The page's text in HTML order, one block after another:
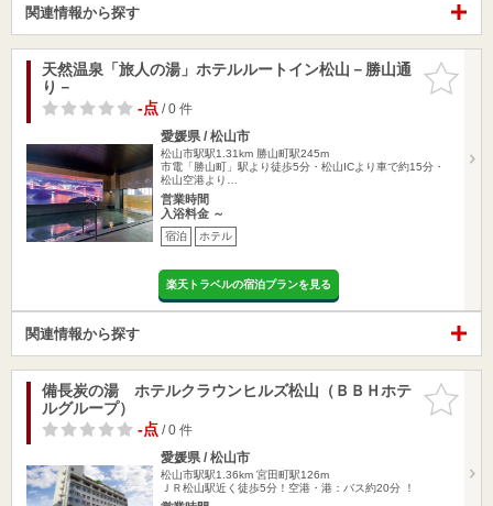
関連情報から探す
お気に入
りに追加
天然温泉「旅人の湯」ホテルルートイン松山－勝山通
り－
-点/ 0 件
愛媛県 / 松山市
松山市駅駅1.31km 勝山町駅245m
市電「勝山町」駅より徒歩5分・松山ICより車で約15分・
松山空港より…
営業時間
入浴料金 ～
宿泊 ホテル
楽天トラベルの宿泊プランを見る
関連情報から探す
お気に入
りに追加
備長炭の湯 ホテルクラウンヒルズ松山（ＢＢＨホテ
ルグループ）
-点/ 0 件
愛媛県 / 松山市
松山市駅駅1.36km 宮田町駅126m
ＪＲ松山駅近く徒歩5分！空港・港：バス約20分 ！